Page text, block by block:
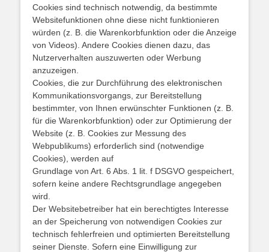
Cookies sind technisch notwendig, da bestimmte
Websitefunktionen ohne diese nicht funktionieren
würden (z. B. die Warenkorbfunktion oder die Anzeige
von Videos). Andere Cookies dienen dazu, das
Nutzerverhalten auszuwerten oder Werbung
anzuzeigen.
Cookies, die zur Durchführung des elektronischen
Kommunikationsvorgangs, zur Bereitstellung
bestimmter, von Ihnen erwünschter Funktionen (z. B.
für die Warenkorbfunktion) oder zur Optimierung der
Website (z. B. Cookies zur Messung des
Webpublikums) erforderlich sind (notwendige
Cookies), werden auf
Grundlage von Art. 6 Abs. 1 lit. f DSGVO gespeichert,
sofern keine andere Rechtsgrundlage angegeben
wird.
Der Websitebetreiber hat ein berechtigtes Interesse
an der Speicherung von notwendigen Cookies zur
technisch fehlerfreien und optimierten Bereitstellung
seiner Dienste. Sofern eine Einwilligung zur